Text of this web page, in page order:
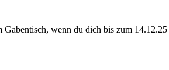
wenn du dich bis zum 14.12.25